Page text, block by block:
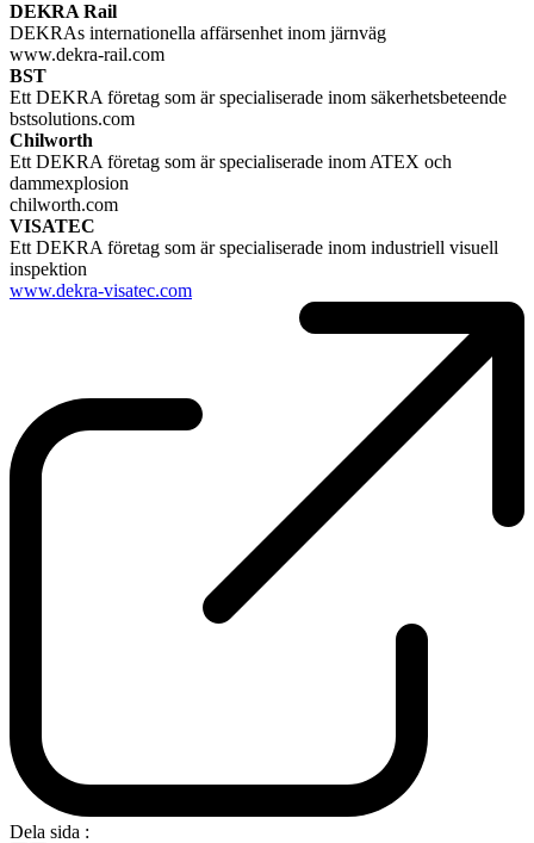
DEKRA Rail
DEKRAs internationella affärsenhet inom järnväg
www.dekra-rail.com
BST
Ett DEKRA företag som är specialiserade inom säkerhetsbeteende
bstsolutions.com
Chilworth
Ett DEKRA företag som är specialiserade inom ATEX och
dammexplosion
chilworth.com
VISATEC
Ett DEKRA företag som är specialiserade inom industriell visuell
inspektion
www.dekra-visatec.com
Dela sida :